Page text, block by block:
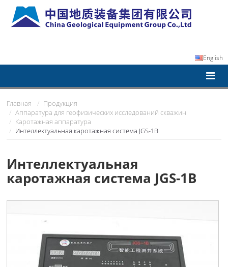
English
Главная
Продукция
Аппаратура для геофизических исследований скважин
Каротажная аппаратура
Интеллектуальная каротажная система JGS-1B
Интеллектуальная
каротажная система JGS-1B